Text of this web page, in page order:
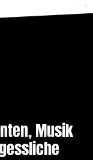
Musik